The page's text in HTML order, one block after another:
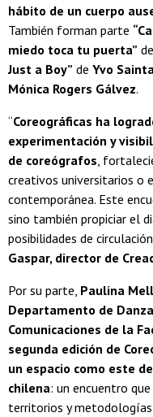
hábito de un cuerpo
También forman parte
miedo toca tu puerta” de
Just a Boy” de Yvo
Mónica Rogers Gálvez.
“Coreográficas ha
experimentación y
de coreógrafos ,
creativos universitarios o
contemporánea. Este
sino también propiciar el
posibilidades de
Gaspar, director de
Por su parte, Paulina
Departamento de
Comunicaciones de la
segunda edición de
un espacio como este
chilena: un encuentro
territorios y metodologías